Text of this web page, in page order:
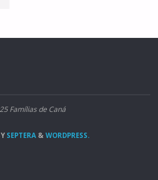
Famílias de Caná
SEPTERA & WORDPRESS.